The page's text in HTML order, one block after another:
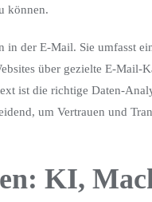
können.
in der E-Mail. Sie umfasst
über gezielte E-Mail-
ist die richtige Daten-
um Vertrauen und
KI,